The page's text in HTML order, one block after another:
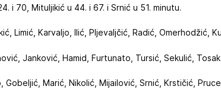
i 70, Mituljikić u 44. i 67. i Srnić u 51. minutu.
Limić, Karvaljo, Ilić, Pljevaljčić, Radić, Omerhodžić,
Janković, Hamid, Furtunato, Tursić, Sekulić,
Gobeljić, Marić, Nikolić, Mijailović, Srnić, Krstičić,